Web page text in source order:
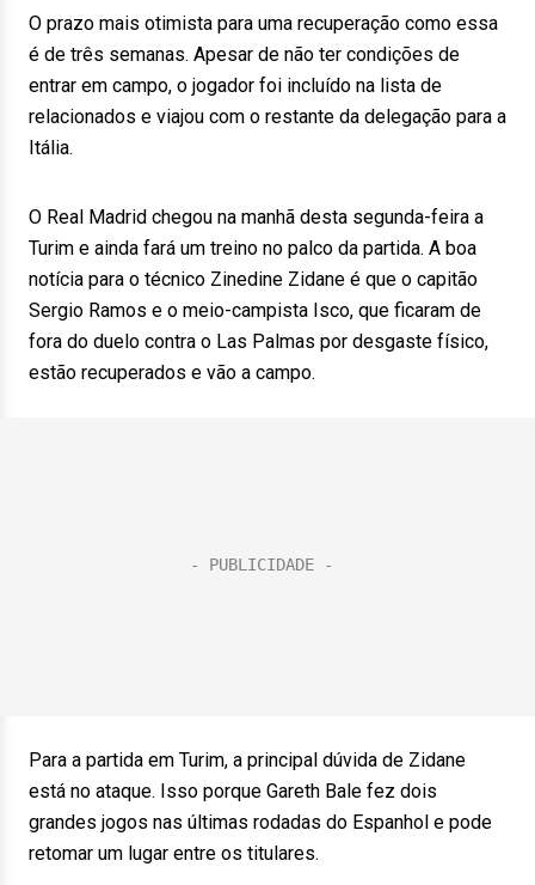
O prazo mais otimista para uma recuperação como essa
é de três semanas. Apesar de não ter condições de
entrar em campo, o jogador foi incluído na lista de
relacionados e viajou com o restante da delegação para a
Itália.
O Real Madrid chegou na manhã desta segunda-feira a
Turim e ainda fará um treino no palco da partida. A boa
notícia para o técnico Zinedine Zidane é que o capitão
Sergio Ramos e o meio-campista Isco, que ficaram de
fora do duelo contra o Las Palmas por desgaste físico,
estão recuperados e vão a campo.
Para a partida em Turim, a principal dúvida de Zidane
está no ataque. Isso porque Gareth Bale fez dois
grandes jogos nas últimas rodadas do Espanhol e pode
retomar um lugar entre os titulares.